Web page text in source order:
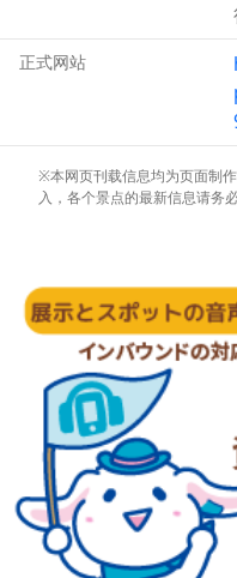
正式网站
※本网页刊载信息均为页面制
入，各个景点的最新信息请务